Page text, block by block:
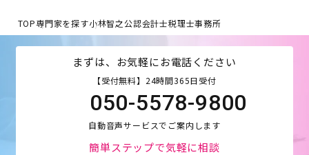
TOP専門家を探す小林智之公認会計士税理士事務所
まずは、お気軽にお電話ください
【受付無料】24時間365日受付
050-5578-9800
自動音声サービスでご案内します
簡単ステップで気軽に相談